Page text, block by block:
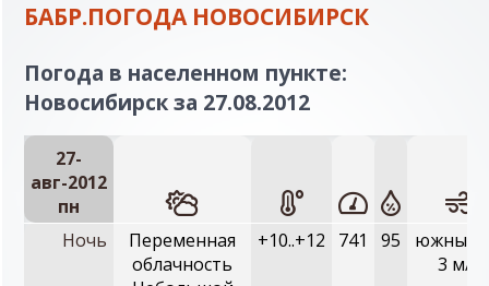
БАБР.ПОГОДА НОВОСИБИРСК
Погода в населенном пункте:
Новосибирск за 27.08.2012
27-
авг-2012
пн
Ночь
Переменная
облачность
+10..+12 741 95
южный,
3 м/с